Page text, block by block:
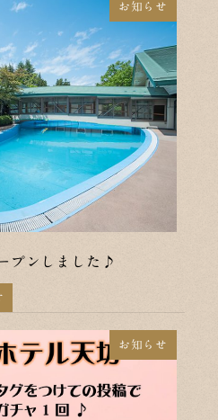
お知らせ
プンしました♪
お知らせ